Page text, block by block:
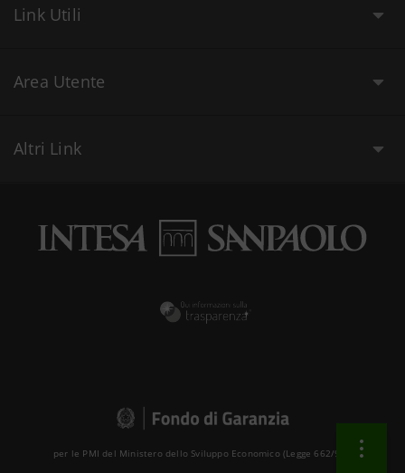
Link Utili
Area Utente
Altri Link
per le PMI del Ministero dello Sviluppo Economico (Legge 662/96 )